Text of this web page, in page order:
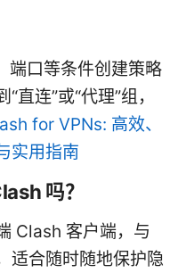
端口等条件创建策略
直连”或“代理”组，
for VPNs: 高效、
实用指南
吗？
Clash 客户端，与
适合随时随地保护隐